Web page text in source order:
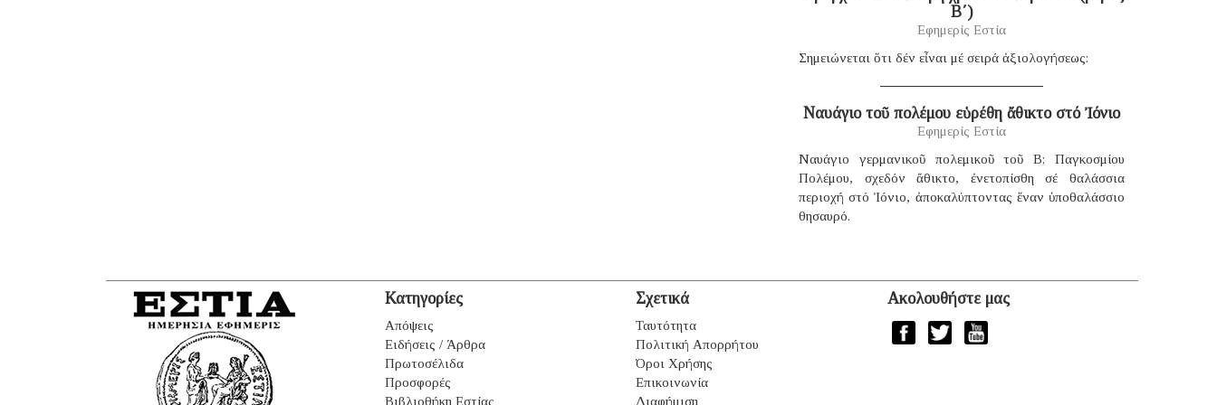
B΄)
Εφημερίς Εστία
Σημειώνεται ὅτι δέν εἶναι μέ σειρά ἀξιολογήσεως:
Ναυάγιο τοῦ πολέμου εὑρέθη ἄθικτο στό Ἰόνιο
Εφημερίς Εστία
Ναυάγιο γερμανικοῦ πολεμικοῦ τοῦ B; Παγκοσμίου
Πολέμου, σχεδόν ἄθικτο, ἐνετοπίσθη σέ θαλάσσια
περιοχή στό Ἰόνιο, ἀποκαλύπτοντας ἕναν ὑποθαλάσσιο
θησαυρό.
Κατηγορίες
Απόψεις
Ειδήσεις / Άρθρα
Πρωτοσέλιδα
Προσφορές
Βιβλιοθήκη Εστίας
Σχετικά
Ταυτότητα
Πολιτική Απορρήτου
Όροι Χρήσης
Επικοινωνία
Διαφήμιση
Ακολουθήστε μας